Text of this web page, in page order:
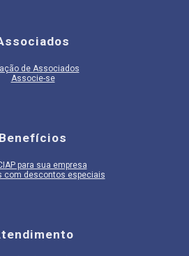
de Associados
Associe-se
Benefícios
para sua empresa
com descontos especiais